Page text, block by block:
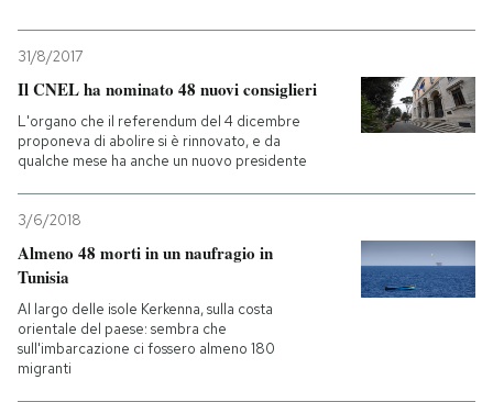
31/8/2017
Il CNEL ha nominato 48 nuovi consiglieri
L'organo che il referendum del 4 dicembre
proponeva di abolire si è rinnovato, e da
qualche mese ha anche un nuovo presidente
3/6/2018
Almeno 48 morti in un naufragio in
Tunisia
Al largo delle isole Kerkenna, sulla costa
orientale del paese: sembra che
sull'imbarcazione ci fossero almeno 180
migranti